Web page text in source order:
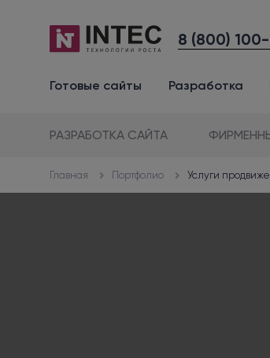
8 (800)
Готовые сайты Разработка
РАЗРАБОТКА САЙТА
Главная Портфолио Услуги